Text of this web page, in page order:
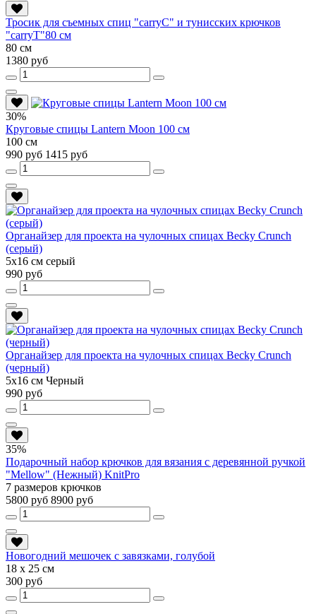
Тросик для съемных спиц "carryC" и тунисских крючков
"carryT"80 см
80 см
1380 руб
30%
Круговые спицы Lantern Moon 100 см
100 см
990 руб 1415 руб
Органайзер для проекта на чулочных спицах Becky Crunch
(серый)
5х16 см серый
990 руб
Органайзер для проекта на чулочных спицах Becky Crunch
(черный)
5х16 см Черный
990 руб
35%
Подарочный набор крючков для вязания с деревянной ручкой
"Mellow" (Нежный) KnitPro
7 размеров крючков
5800 руб 8900 руб
Новогодний мешочек с завязками, голубой
18 х 25 см
300 руб